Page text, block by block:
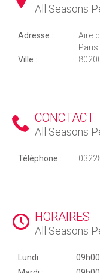
All Seasons
Adresse :
Aire
Paris
Ville :
CONCTACT
All Seasons
Téléphone :
HORAIRES
All Seasons
Lundi :